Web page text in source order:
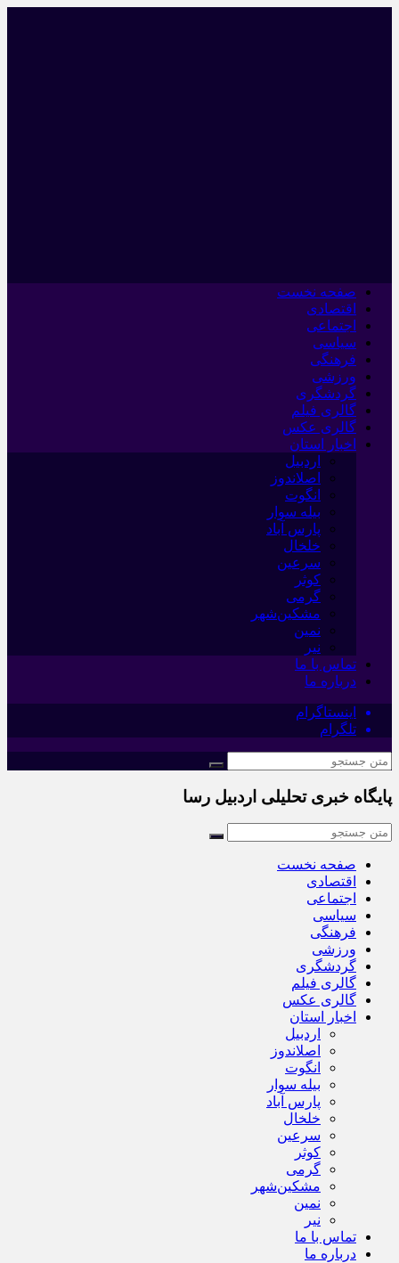
صفحه نخست
اقتصادی
اجتماعی
سیاسی
فرهنگی
ورزشی
گردشگری
گالری فیلم
گالری عکس
اخبار استان
اردبیل
اصلاندوز
انگوت
بیله سوار
پارس آباد
خلخال
سرعین
کوثر
گرمی
مشکین‌شهر
نمین
نیر
تماس با ما
درباره ما
اینستاگرام
تلگرام
پایگاه خبری تحلیلی اردبیل رسا
صفحه نخست
اقتصادی
اجتماعی
سیاسی
فرهنگی
ورزشی
گردشگری
گالری فیلم
گالری عکس
اخبار استان
اردبیل
اصلاندوز
انگوت
بیله سوار
پارس آباد
خلخال
سرعین
کوثر
گرمی
مشکین‌شهر
نمین
نیر
تماس با ما
درباره ما